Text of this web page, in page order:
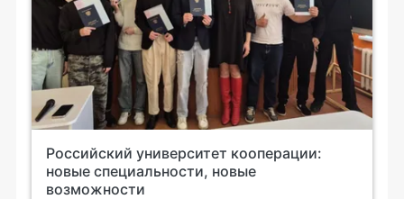
Российский университет кооперации:
новые специальности, новые
возможности